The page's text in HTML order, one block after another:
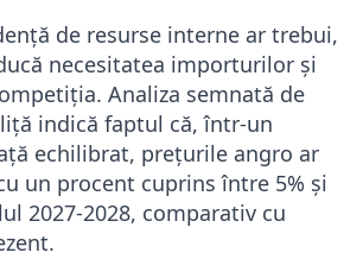
de resurse interne ar trebui,
necesitatea importurilor și
Analiza semnată de
indică faptul că, într-un
echilibrat, prețurile angro ar
un procent cuprins între 5% și
2027-2028, comparativ cu